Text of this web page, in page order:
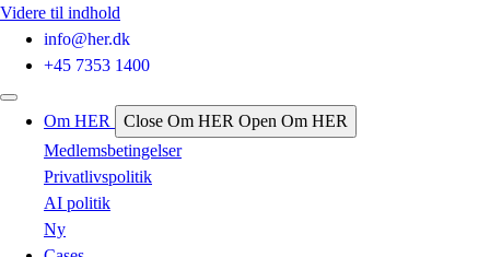
Videre til indhold
info@her.dk
+45 7353 1400
Om HER Close Om HER Open Om HER
Medlemsbetingelser
Privatlivspolitik
AI politik
Ny